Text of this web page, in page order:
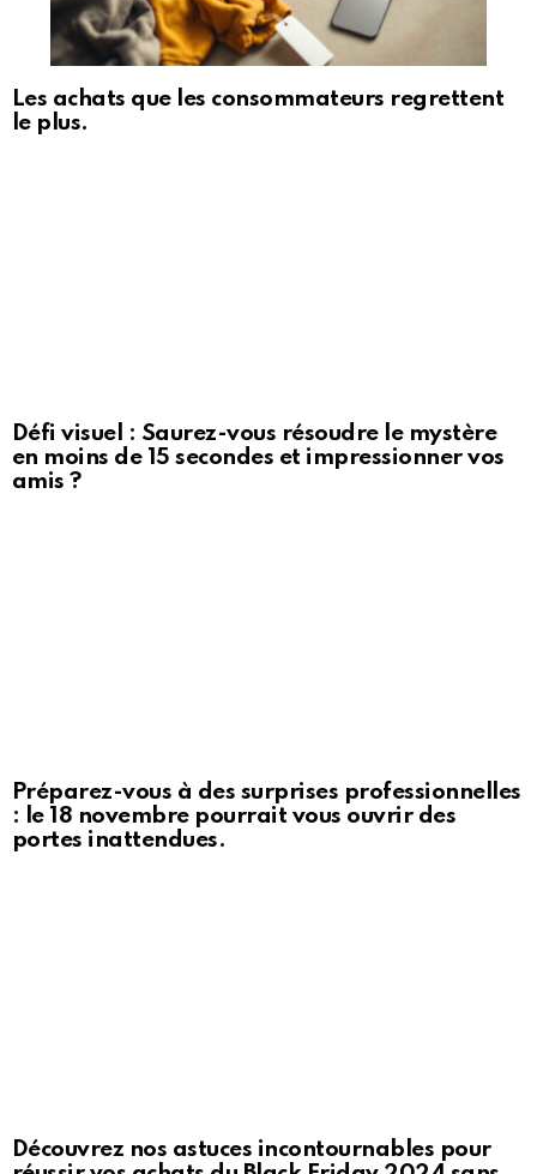
Les achats que les consommateurs regrettent
le plus.
Défi visuel : Saurez-vous résoudre le mystère
en moins de 15 secondes et impressionner vos
amis ?
Préparez-vous à des surprises professionnelles
: le 18 novembre pourrait vous ouvrir des
portes inattendues.
Découvrez nos astuces incontournables pour